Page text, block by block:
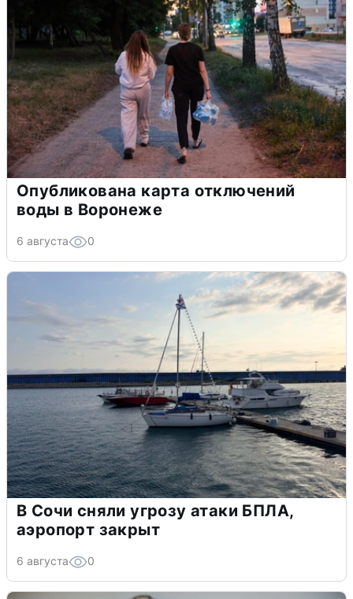
Опубликована карта отключений
воды в Воронеже
6 августа 0
В Сочи сняли угрозу атаки БПЛА,
аэропорт закрыт
6 августа 0